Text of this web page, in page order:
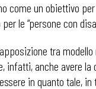
come un obiettivo
le “persone con
tra
anche avere
in quanto tale,